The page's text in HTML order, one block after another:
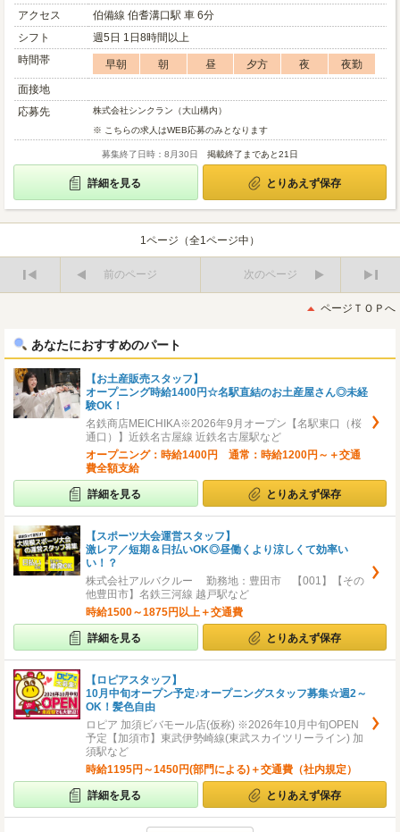
アクセス
伯備線 伯耆溝口駅 車 6分
シフト
週5日 1日8時間以上
時間帯
早朝 朝 昼 夕方 夜
夜勤
面接地
応募先
株式会社シンクラン（大山構内）
※ こちらの求人はWEB応募のみとなります
募集終了日時：8月30日 掲載終了まであと21日
詳細を見る とりあえず保存
1ページ（全1ページ中）
前のページ
次のページ
後
ページＴＯＰへ
あなたにおすすめのパート
【お土産販売スタッフ】
オープニング時給1400円☆名駅直結のお土産屋さん◎未経
験OK！
名鉄商店MEICHIKA※2026年9月オープン【名駅東口（桜
通口）】近鉄名古屋線 近鉄名古屋駅など
オープニング：時給1400円 通常：時給1200円～＋交通
費全額支給
詳細を見る とりあえず保存
【スポーツ大会運営スタッフ】
激レア／短期＆日払いOK◎昼働くより涼しくて効率い
い！？
株式会社アルバクルー 勤務地：豊田市 【001】【その
他豊田市】名鉄三河線 越戸駅など
時給1500～1875円以上＋交通費
詳細を見る とりあえず保存
【ロピアスタッフ】
10月中旬オープン予定♪オープニングスタッフ募集☆週2～
OK！髪色自由
ロピア 加須ビバモール店(仮称) ※2026年10月中旬OPEN
予定【加須市】東武伊勢崎線(東武スカイツリーライン) 加
須駅など
時給1195円～1450円(部門による)＋交通費（社内規定）
詳細を見る とりあえず保存